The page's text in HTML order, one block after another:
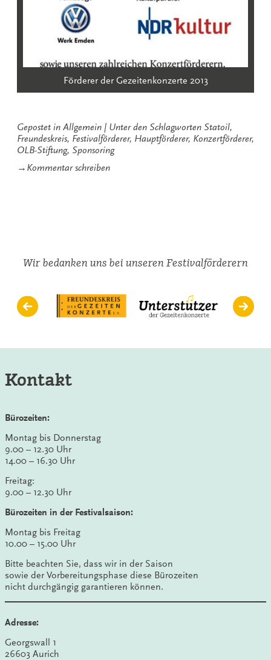
Förderer der Gezeitenkonzerte 2013
Gepostet in Allgemein Unter den Schlagworten Statoil,
Freundeskreis, Festivalförderer, Hauptförderer, Konzertförderer,
OLB-Stiftung, Sponsoring
→ Kommentar schreibenzu
Wir bedanken uns bei unseren Festivalförderern
Kontakt
Bürozeiten:
Montag bis Donnerstag
9.00 – 12.30 Uhr
14.00 – 16.30 Uhr
Freitag:
9.00 – 12.30 Uhr
Bürozeiten in der Festivalsaison:
Montag bis Freitag
10.00 – 15.00 Uhr
Bitte beachten Sie, dass wir in der Saison
sowie der Vorbereitungsphase diese Bürozeiten
nicht durchgängig garantieren können.
Adresse:
Georgswall 1
26603 Aurich